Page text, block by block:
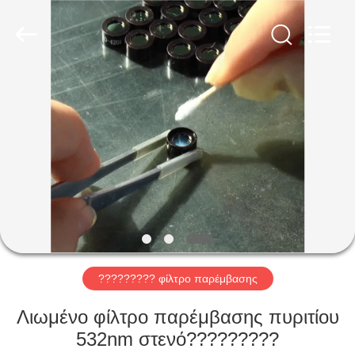
ΣΠΊΤΙ
ΠΡΟΪΌΝΤΑ
ΠΕΡΊΠΟΥ
ΓΎΡΟΣ
ΕΡΓΟΣΤΑΣΊΩΝ
ΠΟΙΟΤΙΚΌΣ
????????? φίλτρο παρέμβασης
Λιωμένο φίλτρο παρέμβασης πυριτίου
532nm στενό?????????